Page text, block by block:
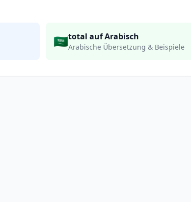
🇸🇦total auf Arabisch
Arabische Übersetzung & Beispiele